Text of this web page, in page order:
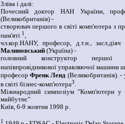
Зліва і далі:
Почесний доктор НАН України,
(Великобританія) -
створювач першого в світі комп'ютера з
пам'яті 1 ,
чл.кор.НАНУ, професор, д.т.н.,
Малиновський(Україна) -
головний конструктор першої
напівпровідникової управляючої машини
професорФренк Ленд (Великобританія).
в світі бізнес-комп'ютера3
Міжнародний симпозіум "Комп'ютери у
майбутнє"
Київ, 6-9 жовтня 1998 р.
1